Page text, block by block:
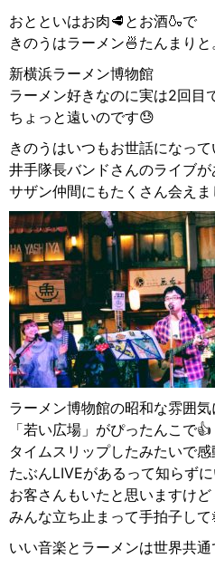
おとといはお肉🥩とお酒🍶で
きのうはラーメン🍜たんまりと
新横浜ラーメン博物館
ラーメン好きなのに実は2回目
ちょっと遠いのです😓
きのうはいつもお世話になって
井手隊長バンドさんのライブ
サザン仲間にもたくさん会え
ラーメン博物館の昭和な雰囲気
「若い広場」がぴったんこで👍
タイムスリップしたみたいで感
たぶんLIVEがあるって知らず
お客さんもいたと思いますけど
みんな立ち止まって手拍子して
いい音楽とラーメンは世界共